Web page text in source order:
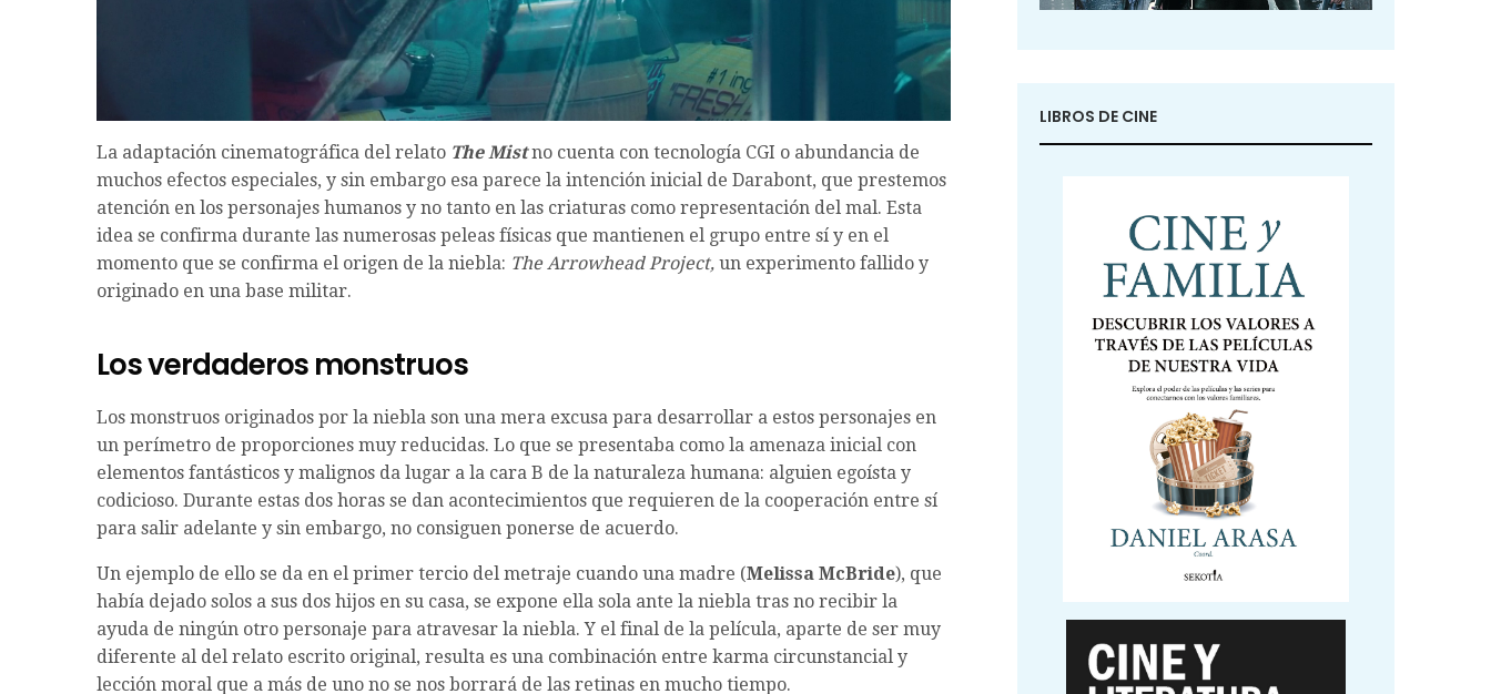
La adaptación cinematográfica del relato The Mist no cuenta con tecnología CGI o abundancia de
muchos efectos especiales, y sin embargo esa parece la intención inicial de Darabont, que prestemos
atención en los personajes humanos y no tanto en las criaturas como representación del mal. Esta
idea se confirma durante las numerosas peleas físicas que mantienen el grupo entre sí y en el
momento que se confirma el origen de la niebla: The Arrowhead Project, un experimento fallido y
originado en una base militar.
Los verdaderos monstruos
Los monstruos originados por la niebla son una mera excusa para desarrollar a estos personajes en
un perímetro de proporciones muy reducidas. Lo que se presentaba como la amenaza inicial con
elementos fantásticos y malignos da lugar a la cara B de la naturaleza humana: alguien egoísta y
codicioso. Durante estas dos horas se dan acontecimientos que requieren de la cooperación entre sí
para salir adelante y sin embargo, no consiguen ponerse de acuerdo.
Un ejemplo de ello se da en el primer tercio del metraje cuando una madre (Melissa McBride), que
había dejado solos a sus dos hijos en su casa, se expone ella sola ante la niebla tras no recibir la
ayuda de ningún otro personaje para atravesar la niebla. Y el final de la película, aparte de ser muy
diferente al del relato escrito original, resulta es una combinación entre karma circunstancial y
lección moral que a más de uno no se nos borrará de las retinas en mucho tiempo.
LIBROS DE CINE